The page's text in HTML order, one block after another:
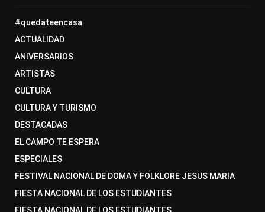
#quedateencasa
ACTUALIDAD
ANIVERSARIOS
ARTISTAS
CULTURA
CULTURA Y TURISMO
DESTACADAS
EL CAMPO TE ESPERA
ESPECIALES
FESTIVAL NACIONAL DE DOMA Y FOLKLORE JESUS MARIA
FIESTA NACIONAL DE LOS ESTUDIANTES